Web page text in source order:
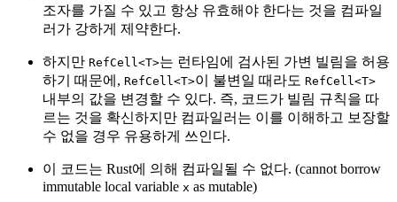
조자를 가질 수 있고 항상 유효해야 한다는 것을 컴파일
러가 강하게 제약한다.
하지만 RefCell<T>는 런타임에 검사된 가변 빌림을 허용
하기 때문에, RefCell<T>이 불변일 때라도 RefCell<T>
내부의 값을 변경할 수 있다. 즉, 코드가 빌림 규칙을 따
르는 것을 확신하지만 컴파일러는 이를 이해하고 보장할
수 없을 경우 유용하게 쓰인다.
이 코드는 Rust에 의해 컴파일될 수 없다. (cannot borrow
immutable local variable x as mutable)